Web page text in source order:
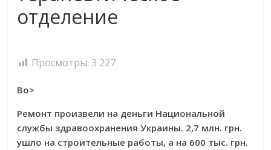
мира
каждый
день!
отделение
Просмотры: 3 227
Во>
Ремонт произвели на деньги Национальной
службы здравоохранения Украины. 2,7 млн. грн.
ушло на строительные работы, а на 600 тыс. грн.